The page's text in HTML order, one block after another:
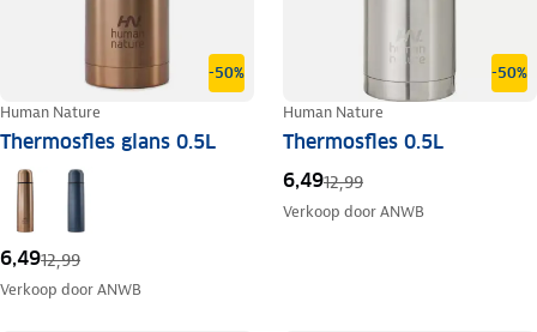
-50%
Human Nature
Thermosfles glans 0.5L
6,4912,99
Verkoop doorANWB
-50%
Human Nature
Thermosfles 0.5L
6,4912,99
Verkoop doorANWB